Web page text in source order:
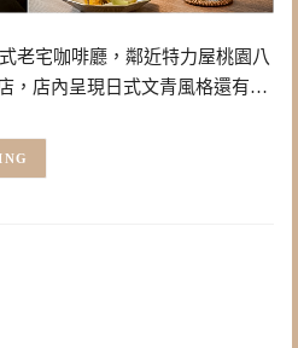
老宅咖啡廳，鄰近特力屋桃園八
，店內呈現日式文青風格還有…